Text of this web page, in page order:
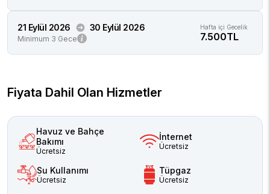
21 Eylül 2026 30 Eylül 2026
Minimum 3 Gece
Hafta içi Gecelik
7.500TL
Fiyata Dahil Olan Hizmetler
Havuz ve Bahçe
Bakımı
Ücretsiz
İnternet
Ücretsiz
Su Kullanımı
Ücretsiz
Tüpgaz
Ücretsiz